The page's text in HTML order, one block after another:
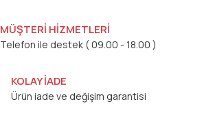
MÜŞTERİ HİZMETLERİ
Telefon ile destek ( 09.00 - 18.00 )
KOLAY İADE
Ürün iade ve değişim garantisi